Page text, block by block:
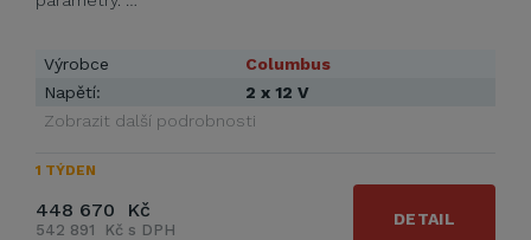
Výrobce
Columbus
Napětí:
2 x 12 V
Zobrazit další podrobnosti
1 TÝDEN
448 670 Kč
542 891 Kč s DPH
DETAIL